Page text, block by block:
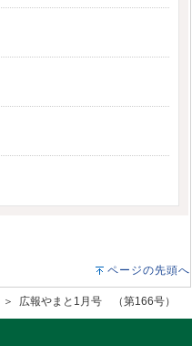
ページの先頭へ
＞ 広報やまと1月号 （第166号）